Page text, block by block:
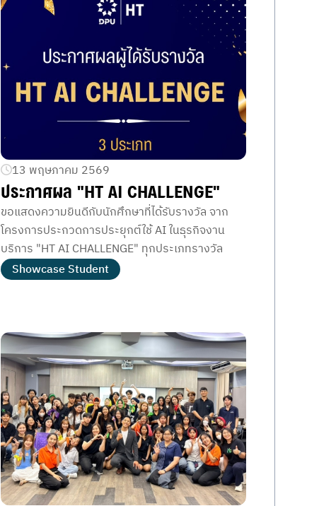
13 พฤษภาคม 2569
ประกาศผล "HT AI CHALLENGE"
ขอแสดงความยินดีกับนักศึกษาที่ได้รับรางวัล จาก
โครงการประกวดการประยุกต์ใช้ AI ในธุรกิจงาน
บริการ "HT AI CHALLENGE" ทุกประเภทรางวัล
Showcase Student